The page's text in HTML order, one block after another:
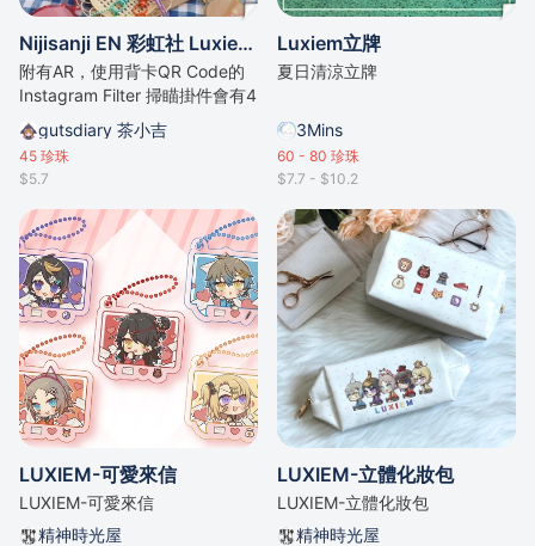
Nijisanji EN 彩虹社 Luxiem Baby -AR Tamagotchi 掛件
附有AR，使用背卡QR Code的
Instagram Filter 掃瞄掛件會有4
種隨機表情
gutsdiary 茶小吉
45 珍珠
$5.7
Luxiem立牌
夏日清涼立牌
3Mins
60 - 80 珍珠
$7.7 - $10.2
LUXIEM-可愛來信
LUXIEM-可愛來信
精神時光屋
LUXIEM-立體化妝包
LUXIEM-立體化妝包
精神時光屋